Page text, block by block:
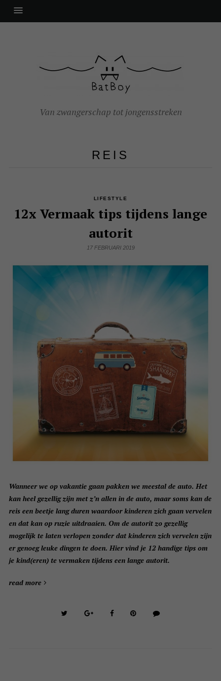
Van zwangerschap tot jongensstreken
REIS
LIFESTYLE
12x Vermaak tips tijdens lange
autorit
17 FEBRUARI 2019
Wanneer we op vakantie gaan pakken we meestal de auto. Het
kan heel gezellig zijn met z’n allen in de auto, maar soms kan de
reis een beetje lang duren waardoor kinderen zich gaan vervelen
en dat kan op ruzie uitdraaien. Om de autorit zo gezellig
mogelijk te laten verlopen zonder dat kinderen zich vervelen zijn
er genoeg leuke dingen te doen. Hier vind je 12 handige tips om
je kind(eren) te vermaken tijdens een lange autorit.
read more